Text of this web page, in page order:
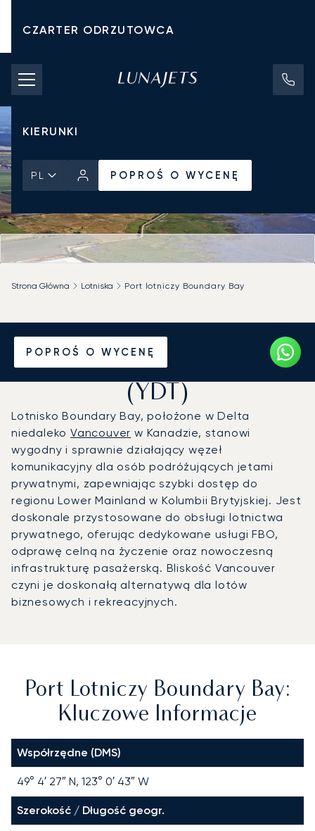
CZARTER ODRZUTOWCA
KOSZTY CZARTERU
PRYWATNE ODRZUTOWCE
KIERUNKI
PL POPROŚ O WYCENĘ
POPROŚ O WYCENĘ
Strona Główna Lotniska Port lotniczy Boundary Bay
Prywatny odrzutowiec na
Port lotniczy Boundary Bay
(YDT)
Lotnisko Boundary Bay, położone w Delta
niedalekoVancouver w Kanadzie, stanowi
wygodny i sprawnie działający węzeł
komunikacyjny dla osób podróżujących jetami
prywatnymi, zapewniając szybki dostęp do
regionu Lower Mainland w Kolumbii Brytyjskiej. Jest
doskonale przystosowane do obsługi lotnictwa
prywatnego, oferując dedykowane usługi FBO,
odprawę celną na życzenie oraz nowoczesną
infrastrukturę pasażerską. Bliskość Vancouver
czyni je doskonałą alternatywą dla lotów
biznesowych i rekreacyjnych.
Port Lotniczy Boundary Bay:
Kluczowe Informacje
Współrzędne (DMS)
49° 4′ 27″ N, 123° 0′ 43″ W
Szerokość / Długość geogr.